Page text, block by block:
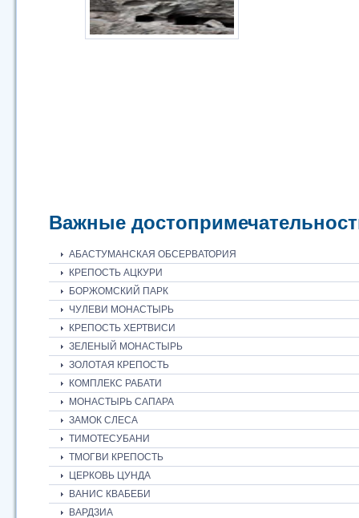
Важные
АБАСТУМАНСКАЯ ОБСЕРВАТОРИЯ
КРЕПОСТЬ АЦКУРИ
БОРЖОМСКИЙ ПАРК
ЧУЛЕВИ МОНАСТЫРЬ
КРЕПОСТЬ ХЕРТВИСИ
ЗЕЛЕНЫЙ МОНАСТЫРЬ
ЗОЛОТАЯ КРЕПОСТЬ
КОМПЛЕКС РАБАТИ
МОНАСТЫРЬ САПАРА
ЗАМОК СЛЕСА
ТИМОТЕСУБАНИ
ТМОГВИ КРЕПОСТЬ
ЦЕРКОВЬ ЦУНДА
ВАНИС КВАБЕБИ
ВАРДЗИА